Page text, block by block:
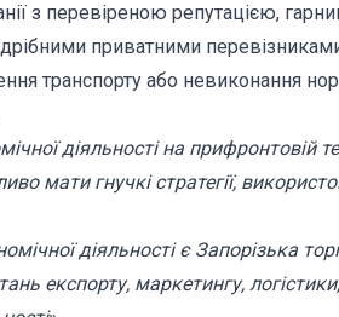
з перевіреною репутацією,
приватними
транспорту або невиконання
діяльності на прифронтовій
мати гнучкі стратегії,
діяльності є Запорізька
експорту, маркетингу,